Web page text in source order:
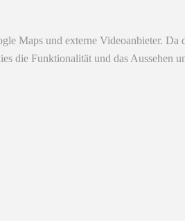
Maps und externe Videoanbieter.
die Funktionalität und das